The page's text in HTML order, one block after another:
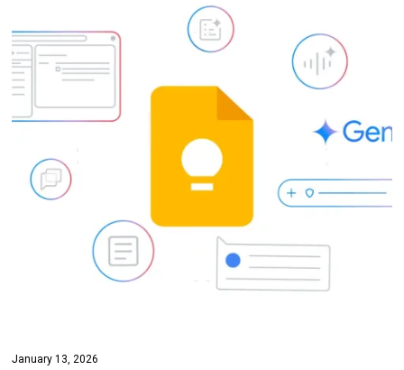
January 13, 2026